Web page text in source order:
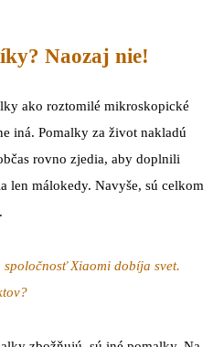
Naozaj nie!
ako roztomilé mikroskopické
iná. Pomalky za život nakladú
rovno zjedia, aby doplnili
len málokedy. Navyše, sú celkom
Xiaomi dobíja svet.